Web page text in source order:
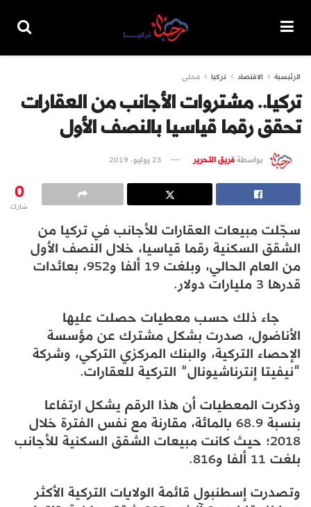
الرئيسية الاقتصاد تركيا محلي
تركيا.. مشتروات الأجانب من العقارات
تحقق رقما قياسيا بالنصف الأول
بواسطةفريق التحرير 23 يوليو، 2019
0
شارك
سجّلت مبيعات العقارات للأجانب في تركيا من
الشقق السكنية رقما قياسيا، خلال النصف الأول
من العام الحالي، وبلغت 19 ألفا و952، بعائدات
قدرها 3 مليارات دولار.
جاء ذلك حسب معطيات حصلت عليها
الأناضول، صدرت بشكل مشترك عن مؤسسة
الإحصاء التركية، والبنك المركزي التركي، وشركة
“نيفيتا إنترناشيونال” التركية للعقارات.
وذكرت المعطيات أن هذا الرقم يشكل ارتفاعا
بنسبة 68.9 بالمائة، مقارنة مع نفس الفترة خلال
2018؛ حيث كانت مبيعات الشقق السكنية للأجانب
بلغت 11 ألفا و816.
وتصدرت إسطنبول قائمة الولايات التركية الأكثر